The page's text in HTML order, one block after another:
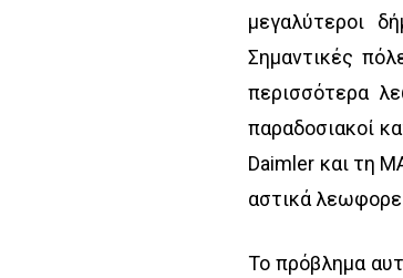
μεγαλύτεροι
Σημαντικές
περισσότερα
παραδοσιακοί
Daimler και τη
αστικά
Το πρόβλημα